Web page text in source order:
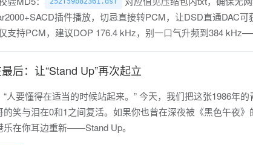
插件播放，切忌直接转PCM，让DSD直通DAC可
支持PCM，建议DOP 176.4 kHz，别一口气升频到384
后：让“Stand Up”再次起立
“人要懂得在适当的时候站起来。” 今天，我们把这张1986年
的笑与泪在0和1之间复活。如果你也曾在深夜被《黑色午夜
乐在你耳边重新——Stand Up。